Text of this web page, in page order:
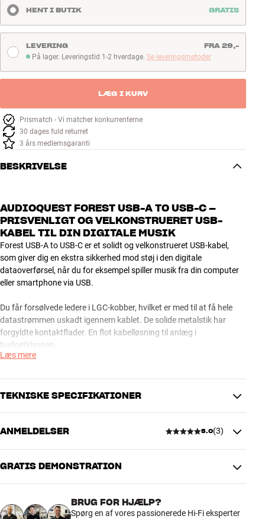
HENT I BUTIK GRATIS
På lager. Leveringstid 1-2 hverdage
På lager. Leveringstid 1-2 hverdage. Se leveringsmetoder
LEVERING FRA 29,-
LÆG I KURV
Prismatch - Vi matcher konkurrenterne
30 dages fuld returret
3 års medlemsgaranti
BESKRIVELSE
AUDIOQUEST FOREST USB-A TO USB-C –
PRISVENLIGT OG VELKONSTRUERET USB-
KABEL TIL DIN DIGITALE MUSIK
Forest USB-A to USB-C er et solidt og velkonstrueret USB-kabel,
som giver dig en ekstra sikkerhed mod støj i den digitale
dataoverførsel, når du for eksempel spiller musik fra din computer
eller smartphone via USB.
Du får forsølvede ledere i LGC-kobber, hvilket er med til at få hele
datastrømmen uskadt igennem kablet. De solide metalstik har
forgyldte kontaktflader. En flot kabelløsning til anlæg i
budgetklassen.
MacBook, ChromeBook, Pixel, Galaxy, Galaxy Note m.fl. Med dette
kabel kan du overføre data mellem disse enheder og ældre enheder
AudioQuest Forest USB-A til USB-C kabel fås i længder fra 0,75 til
AudioQuest USB-kabler – fire kabelserier til fire behov
USB-kabler bruges i hi-fi-sammenhæng især til at overføre digitale
en forstærker med tilsvarende digital indgang. Med en højkvalitets
Læs mere
TEKNISKE SPECIFIKATIONER
PRODUKTDATA
Kabellængde (m) 0,75
DIMENSIONER OG DESIGN
Farve
Grøn
Model / Variant
0.75 Meter
ANMELDELSER 5.0(3)
5.0
3 anmeldelser
GRATIS DEMONSTRATION
BRUG FOR HJÆLP?
Spørg en af vores passionerede Hi-Fi eksperter